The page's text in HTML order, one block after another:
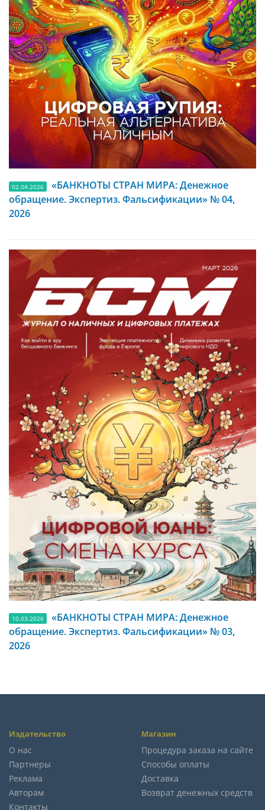
02.04.2026
«БАНКНОТЫ СТРАН МИРА: Денежное
обращение. Экспертиз. Фальсификации» № 04,
2026
10.03.2026
«БАНКНОТЫ СТРАН МИРА: Денежное
обращение. Экспертиз. Фальсификации» № 03,
2026
Издательство
О нас
Партнеры
Реклама
Авторам
Контакты
Магазин
Процедура заказа на сайте
Способы оплаты
Доставка
Возврат денежных средств